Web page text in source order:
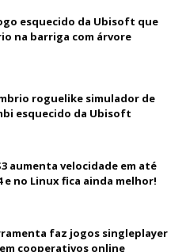
esquecido da Ubisoft que
na barriga com árvore
roguelike simulador de
esquecido da Ubisoft
aumenta velocidade em até
e no Linux fica ainda melhor!
faz jogos singleplayer
cooperativos online